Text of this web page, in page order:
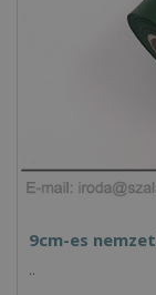
9cm-es
..